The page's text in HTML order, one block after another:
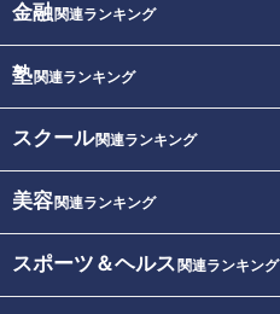
金融関連ランキング
塾関連ランキング
スクール関連ランキング
美容関連ランキング
スポーツ＆ヘルス 関連ランキング